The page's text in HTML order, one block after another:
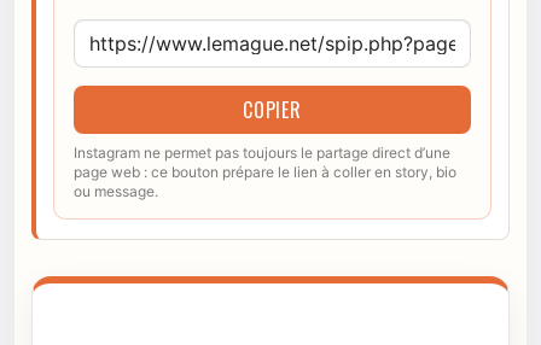
COPIER
Instagram ne permet pas toujours le partage direct d’une
page web : ce bouton prépare le lien à coller en story, bio
ou message.